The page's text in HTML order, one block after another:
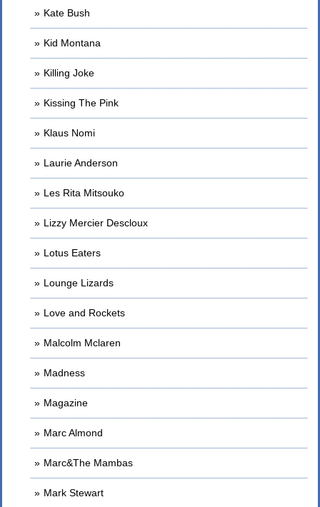
Kate Bush
Kid Montana
Killing Joke
Kissing The Pink
Klaus Nomi
Laurie Anderson
Les Rita Mitsouko
Lizzy Mercier Descloux
Lotus Eaters
Lounge Lizards
Love and Rockets
Malcolm Mclaren
Madness
Magazine
Marc Almond
Marc&The Mambas
Mark Stewart